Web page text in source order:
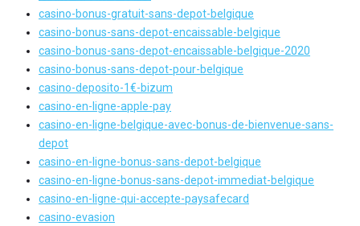
casino-bonus-gratuit-sans-depot-belgique
casino-bonus-sans-depot-encaissable-belgique
casino-bonus-sans-depot-encaissable-belgique-2020
casino-bonus-sans-depot-pour-belgique
casino-deposito-1€-bizum
casino-en-ligne-apple-pay
casino-en-ligne-belgique-avec-bonus-de-bienvenue-sans-
depot
casino-en-ligne-bonus-sans-depot-belgique
casino-en-ligne-bonus-sans-depot-immediat-belgique
casino-en-ligne-qui-accepte-paysafecard
casino-evasion